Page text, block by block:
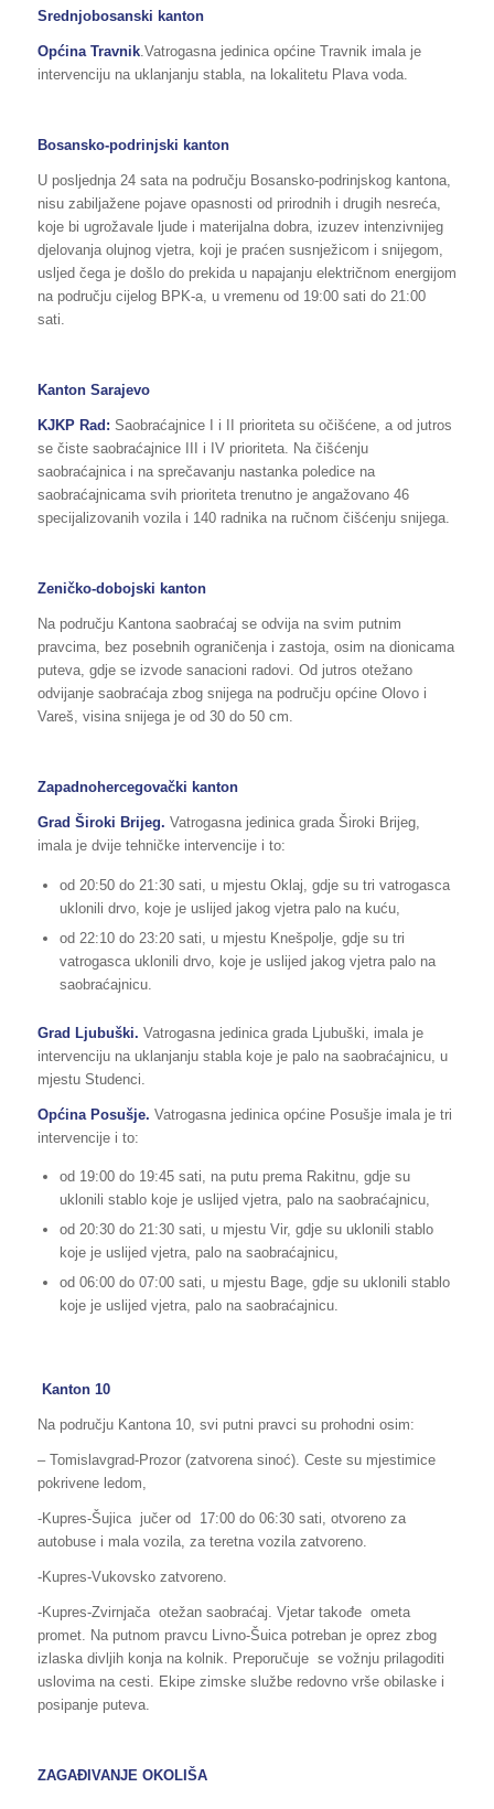
Srednjobosanski kanton
Općina Travnik.Vatrogasna jedinica općine Travnik imala je
intervenciju na uklanjanju stabla, na lokalitetu Plava voda.
Bosansko-podrinjski kanton
U posljednja 24 sata na području Bosansko-podrinjskog kantona,
nisu zabiljažene pojave opasnosti od prirodnih i drugih nesreća,
koje bi ugrožavale ljude i materijalna dobra, izuzev intenzivnijeg
djelovanja olujnog vjetra, koji je praćen susnježicom i snijegom,
usljed čega je došlo do prekida u napajanju električnom energijom
na području cijelog BPK-a, u vremenu od 19:00 sati do 21:00
sati.
Kanton Sarajevo
KJKP Rad: Saobraćajnice I i II prioriteta su očišćene, a od jutros
se čiste saobraćajnice III i IV prioriteta. Na čišćenju
saobraćajnica i na sprečavanju nastanka poledice na
saobraćajnicama svih prioriteta trenutno je angažovano 46
specijalizovanih vozila i 140 radnika na ručnom čišćenju snijega.
Zeničko-dobojski kanton
Na području Kantona saobraćaj se odvija na svim putnim
pravcima, bez posebnih ograničenja i zastoja, osim na dionicama
puteva, gdje se izvode sanacioni radovi. Od jutros otežano
odvijanje saobraćaja zbog snijega na području općine Olovo i
Vareš, visina snijega je od 30 do 50 cm.
Zapadnohercegovački kanton
Grad Široki Brijeg. Vatrogasna jedinica grada Široki Brijeg,
imala je dvije tehničke intervencije i to:
od 20:50 do 21:30 sati, u mjestu Oklaj, gdje su tri vatrogasca
uklonili drvo, koje je uslijed jakog vjetra palo na kuću,
od 22:10 do 23:20 sati, u mjestu Knešpolje, gdje su tri
vatrogasca uklonili drvo, koje je uslijed jakog vjetra palo na
saobraćajnicu.
Grad Ljubuški. Vatrogasna jedinica grada Ljubuški, imala je
intervenciju na uklanjanju stabla koje je palo na saobraćajnicu, u
mjestu Studenci.
Općina Posušje. Vatrogasna jedinica općine Posušje imala je tri
intervencije i to:
od 19:00 do 19:45 sati, na putu prema Rakitnu, gdje su
uklonili stablo koje je uslijed vjetra, palo na saobraćajnicu,
od 20:30 do 21:30 sati, u mjestu Vir, gdje su uklonili stablo
koje je uslijed vjetra, palo na saobraćajnicu,
od 06:00 do 07:00 sati, u mjestu Bage, gdje su uklonili stablo
koje je uslijed vjetra, palo na saobraćajnicu.
Kanton 10
Na području Kantona 10, svi putni pravci su prohodni osim:
– Tomislavgrad-Prozor (zatvorena sinoć). Ceste su mjestimice
pokrivene ledom,
-Kupres-Šujica jučer od 17:00 do 06:30 sati, otvoreno za
autobuse i mala vozila, za teretna vozila zatvoreno.
-Kupres-Vukovsko zatvoreno.
-Kupres-Zvirnjača otežan saobraćaj. Vjetar takođe ometa
promet. Na putnom pravcu Livno-Šuica potreban je oprez zbog
izlaska divljih konja na kolnik. Preporučuje se vožnju prilagoditi
uslovima na cesti. Ekipe zimske službe redovno vrše obilaske i
posipanje puteva.
ZAGAĐIVANJE OKOLIŠA